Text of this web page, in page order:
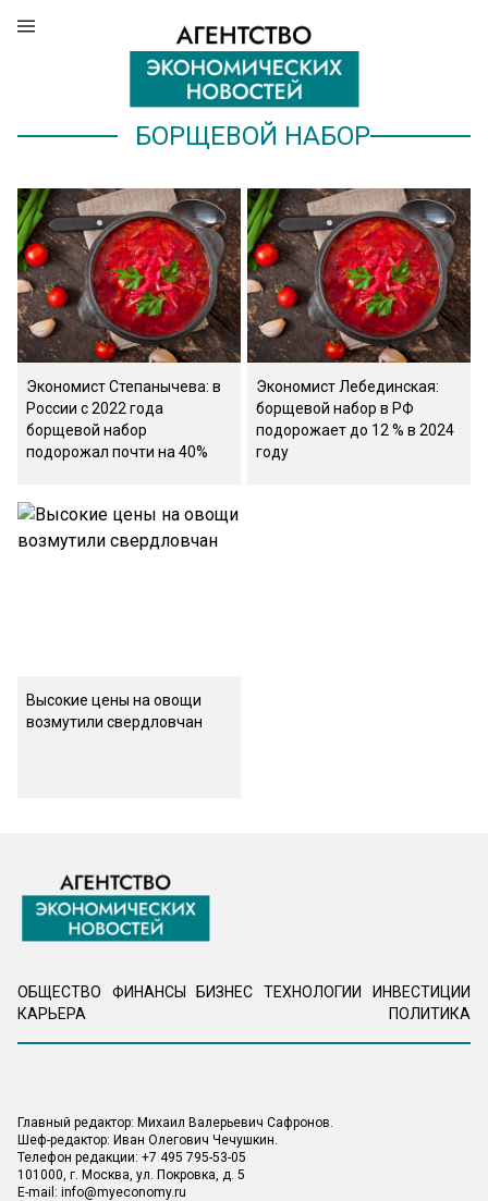
БОРЩЕВОЙ НАБОР
Экономист Степанычева: в
России с 2022 года
борщевой набор
подорожал почти на 40%
Экономист Лебединская:
борщевой набор в РФ
подорожает до 12 % в 2024
году
Высокие цены на овощи
возмутили свердловчан
ОБЩЕСТВО ФИНАНСЫ БИЗНЕС ТЕХНОЛОГИИ
ИНВЕСТИЦИИ
КАРЬЕРА
ПОЛИТИКА
Главный редактор: Михаил Валерьевич Сафронов.
Шеф-редактор: Иван Олегович Чечушкин.
Телефон редакции: +7 495 795-53-05
101000, г. Москва, ул. Покровка, д. 5
E-mail: info@myeconomy.ru